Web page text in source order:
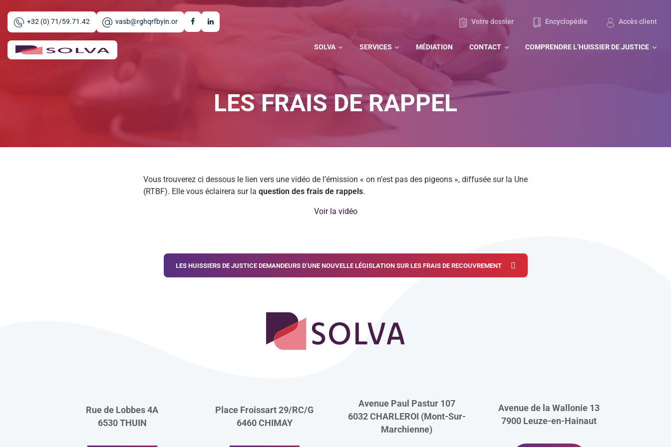
+32 (0) 71/59.71.42 vasb@rghqrfbyin.or Votre dossier Encyclopédie Accès client
SOLVA SERVICES MÉDIATION CONTACT COMPRENDRE L’HUISSIER DE JUSTICE
LES FRAIS DE RAPPEL
Vous trouverez ci dessous le lien vers une vidéo de l’émission « on n’est pas des pigeons », diffusée sur la Une
(RTBF). Elle vous éclairera sur la question des frais de rappels.
Voir la vidéo
Navigation de l’article
LES HUISSIERS DE JUSTICE DEMANDEURS D’UNE NOUVELLE LÉGISLATION SUR LES FRAIS DE RECOUVREMENT
Rue de Lobbes 4A
6530 THUIN
Place Froissart 29/RC/G
6460 CHIMAY
Avenue Paul Pastur 107
6032 CHARLEROI (Mont-Sur-
Marchienne)
Avenue de la Wallonie 13
7900 Leuze-en-Hainaut